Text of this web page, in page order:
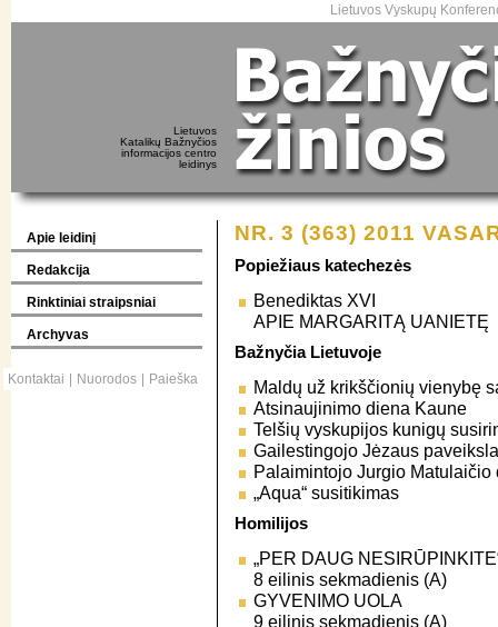
Lietuvos Vyskupų
Lietuvos
Katalikų Bažnyčios
informacijos centro
leidinys
Apie leidinį
Redakcija
Rinktiniai straipsniai
Archyvas
Kontaktai Nuorodos Paieška
NR. 3 (363) 2011
Popiežiaus katechezės
Benediktas XVI
APIE MARGARITĄ UANIETĘ
Bažnyčia Lietuvoje
Maldų už krikščionių vienybę
Atsinaujinimo diena Kaune
Telšių vyskupijos kunigų
Gailestingojo Jėzaus
Palaimintojo Jurgio
„Aqua“ susitikimas
Homilijos
„PER DAUG
8 eilinis sekmadienis (A)
GYVENIMO UOLA
9 eilinis sekmadienis (A)